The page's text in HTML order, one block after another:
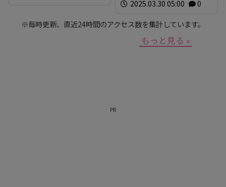
つ “力” と “危うさ”
2025.03.30 05:00 0
※毎時更新、直近24時間のアクセス数を集計しています。
もっと見る »
PR